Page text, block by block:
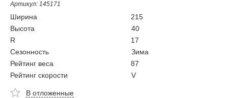
Артикул: 145171
Ширина
215
Высота
40
R
17
Сезонность
Зима
Рейтинг веса
87
Рейтинг скорости
V
В отложенные